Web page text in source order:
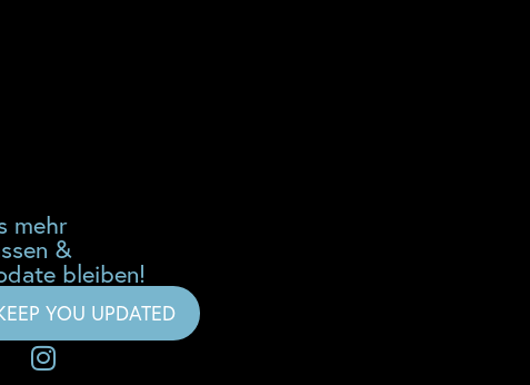
mehr
&
bleiben!
YOU UPDATED